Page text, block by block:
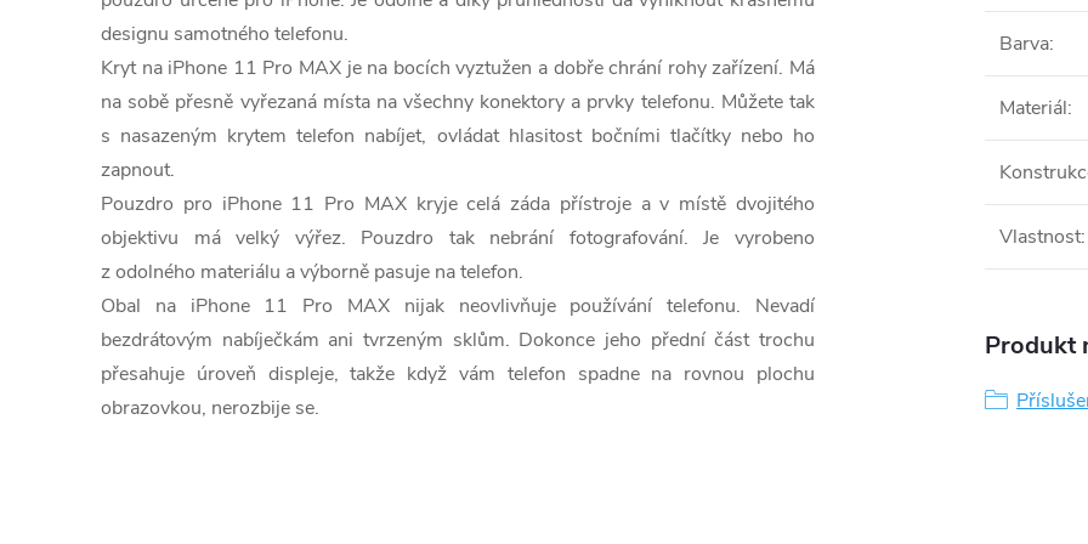
designu samotného telefonu.
Kryt na iPhone 11 Pro MAX je na bocích vyztužen a dobře chrání rohy zařízení. Má
na sobě přesně vyřezaná místa na všechny konektory a prvky telefonu. Můžete tak
s nasazeným krytem telefon nabíjet, ovládat hlasitost bočními tlačítky nebo ho
zapnout.
Pouzdro pro iPhone 11 Pro MAX kryje celá záda přístroje a v místě dvojitého
objektivu má velký výřez. Pouzdro tak nebrání fotografování. Je vyrobeno
z odolného materiálu a výborně pasuje na telefon.
Obal na iPhone 11 Pro MAX nijak neovlivňuje používání telefonu. Nevadí
bezdrátovým nabíječkám ani tvrzeným sklům. Dokonce jeho přední část trochu
přesahuje úroveň displeje, takže když vám telefon spadne na rovnou plochu
obrazovkou, nerozbije se.
Barva:
Materiál:
Vlastnost:
Produkt